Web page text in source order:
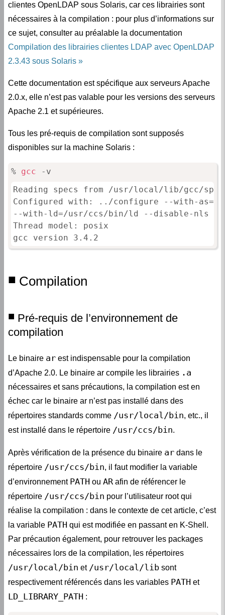
clientes OpenLDAP sous Solaris, car ces librairies sont
nécessaires à la compilation : pour plus d’informations sur
ce sujet, consulter au préalable la documentation
Compilation des librairies clientes LDAP avec OpenLDAP
2.3.43 sous Solaris
Cette documentation est spécifique aux serveurs Apache
2.0.x, elle n’est pas valable pour les versions des serveurs
Apache 2.1 et supérieures.
Tous les pré-requis de compilation sont supposés
disponibles sur la machine Solaris :
% gcc -v
Reading specs from /usr/local/lib/gcc/
Configured with: ../configure --with-as=/
--with-ld=/usr/ccs/bin/ld --disable-nls
Thread model: posix
Compilation
Pré-requis de l’environnement de
compilation
Le binaire ar est indispensable pour la compilation
d’Apache 2.0. Le binaire ar compile les librairies .a
nécessaires et sans précautions, la compilation est en
échec car le binaire ar n’est pas installé dans des
répertoires standards comme /usr/local/bin, etc., il
est installé dans le répertoire /usr/ccs/bin.
Après vérification de la présence du binaire ar dans le
répertoire /usr/ccs/bin, il faut modifier la variable
d’environnement PATH ou AR afin de référencer le
répertoire /usr/ccs/bin pour l’utilisateur root qui
réalise la compilation : dans le contexte de cet article, c’est
la variable PATH qui est modifiée en passant en K-Shell.
Par précaution également, pour retrouver les packages
nécessaires lors de la compilation, les répertoires
/usr/local/bin et /usr/local/lib sont
respectivement référencés dans les variables PATH et
LD_LIBRARY_PATH :